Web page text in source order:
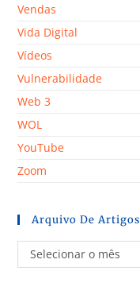
Vendas
Vida Digital
Vídeos
Vulnerabilidade
Web 3
WOL
YouTube
Zoom
Arquivo De Artigos
Selecionar o mês